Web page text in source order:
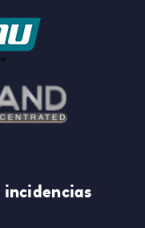
incidencias